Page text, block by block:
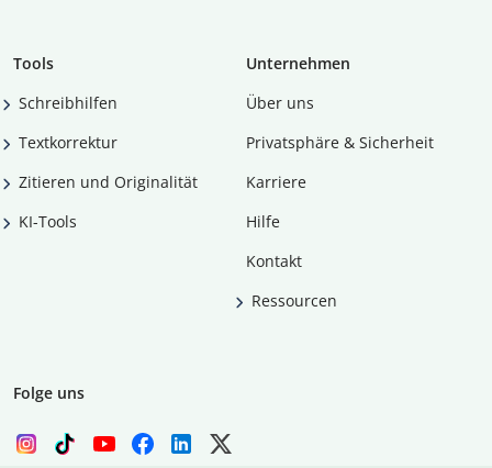
Tools
Schreibhilfen
Textkorrektur
Zitieren und Originalität
KI-Tools
Unternehmen
Über uns
Privatsphäre & Sicherheit
Karriere
Hilfe
Kontakt
Ressourcen
Folge uns